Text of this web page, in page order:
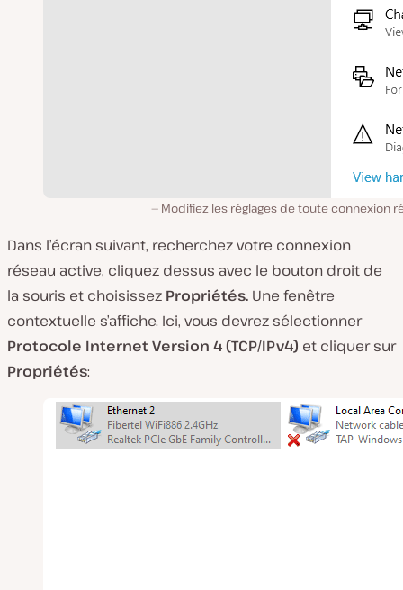
Modifiez les réglages de toute connexion
Dans l’écran suivant, recherchez votre connexion
réseau active, cliquez dessus avec le bouton droit de
la souris et choisissez Propriétés. Une fenêtre
contextuelle s’affiche. Ici, vous devrez sélectionner
Protocole Internet Version 4 (TCP/IPv4) et cliquer sur
Propriétés: